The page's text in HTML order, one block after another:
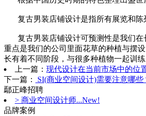
复古男装店铺设计是指所有展览和陈
复古男装店铺设计可预测性是我们在
重点是我们的公司里面花草的种植与摆
长有着不同阶段，与很多种植物一起训
上一篇： 现代设计在当前市场中的位
下一篇：
SI(商业空间设计)需要注意哪些
鄢正峰招聘
> 商业空间设计师...New!
品牌案例